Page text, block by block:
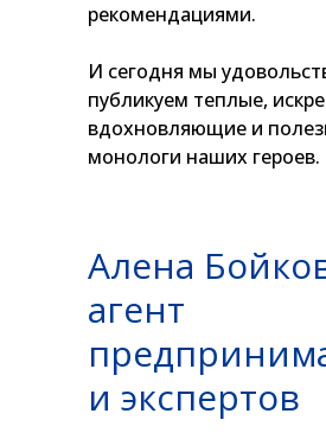
рекомендациями.
И сегодня мы
публикуем теплые,
вдохновляющие и
монологи наших героев.
Алена
агент
и экспертов